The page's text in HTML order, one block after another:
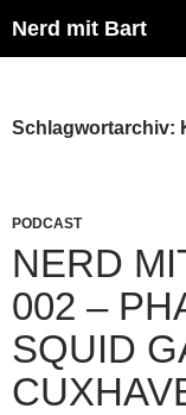
Inhalt
Nerd mit Bart
Schlagwortarchiv:
PODCAST
NERD
002 –
SQUID